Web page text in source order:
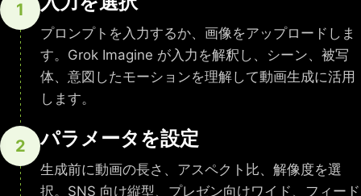
1
プロンプトを入力するか、画像をアップロードしま
す。Grok Imagine が入力を解釈し、シーン、被写
体、意図したモーションを理解して動画生成に活用
します。
2 パラメータを設定
生成前に動画の長さ、アスペクト比、解像度を選
択。SNS 向け縦型、プレゼン向けワイド、フィード